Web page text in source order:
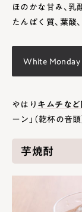
ほのかな甘み、
たんぱく質、葉酸
White
やはり キムチな
ーン」（乾杯の音
芋焼酎